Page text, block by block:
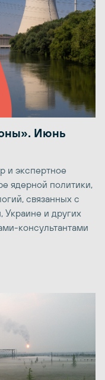
Июнь
и экспертное
ядерной политики,
связанных с
Украине и других
консультантами